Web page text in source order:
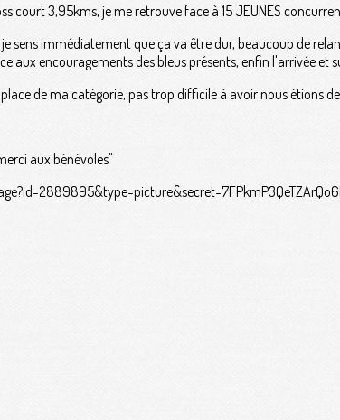
court 3,95kms, je me retrouve face à 15 JEUNES
sens immédiatement que ça va être dur, beaucoup de
aux encouragements des bleus présents, enfin l'arrivée et
de ma catégorie, pas trop difficile à avoir nous étions
aux bénévoles"